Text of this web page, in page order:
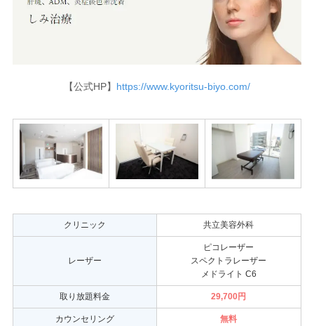
【公式HP】 https://www.kyoritsu-biyo.com/
クリニック 共立美容外科
レーザー
ピコレーザー
スペクトラレーザー
メドライト C6
取り放題料金 29,700円
カウンセリング 無料